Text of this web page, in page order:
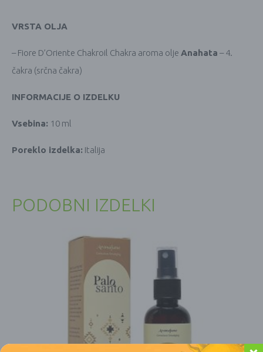
VRSTA OLJA
– Fiore D’Oriente Chakroil Chakra aroma olje Anahata – 4.
čakra (srčna čakra)
INFORMACIJE O IZDELKU
Vsebina: 10 ml
Poreklo izdelka: Italija
PODOBNI IZDELKI